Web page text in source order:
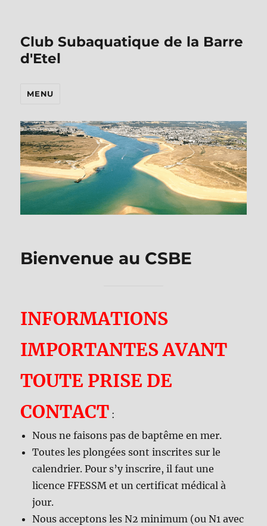
Club Subaquatique de la Barre
d'Etel
MENU
Bienvenue au CSBE
INFORMATIONS
IMPORTANTES AVANT
TOUTE PRISE DE
CONTACT :
Nous ne faisons pas de baptême en mer.
Toutes les plongées sont inscrites sur le
calendrier. Pour s’y inscrire, il faut une
licence FFESSM et un certificat médical à
jour.
Nous acceptons les N2 minimum (ou N1 avec